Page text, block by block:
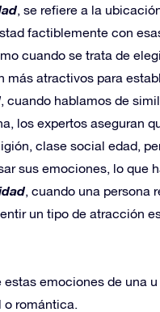
, se refiere a la
factiblemente con
cuando se trata de
más atractivos para
, cuando hablamos de
los expertos aseguran
clase social edad,
sus emociones, lo que
, cuando una persona
un tipo de atracción
estas emociones de una
o romántica.